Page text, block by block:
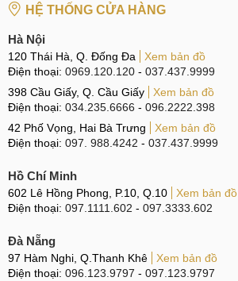
HỆ THỐNG CỬA HÀNG
Hà Nội
120 Thái Hà, Q. Đống Đa
Xem bản đồ
Điện thoại: 0969.120.120 - 037.437.9999
398 Cầu Giấy, Q. Cầu Giấy
Xem bản đồ
Điện thoại: 034.235.6666 - 096.2222.398
42 Phố Vọng, Hai Bà Trưng
Xem bản đồ
Điện thoại: 097. 988.4242 - 037.437.9999
Hồ Chí Minh
602 Lê Hồng Phong, P.10, Q.10
Xem bản đồ
Điện thoại: 097.1111.602 - 097.3333.602
Đà Nẵng
97 Hàm Nghi, Q.Thanh Khê
Xem bản đồ
Điện thoại: 096.123.9797 - 097.123.9797